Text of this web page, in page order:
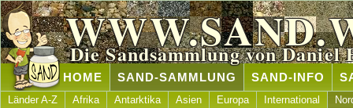
Die Sandsammlung von Daniel
HOME SAND-SAMMLUNG SAND-INFO
Länder A-Z Afrika Antarktika Asien Europa International